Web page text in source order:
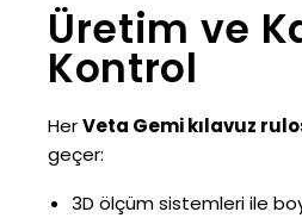
Üretim ve
Kontrol
HerVeta Gemi kılavuz
geçer:
3D ölçüm sistemleri ile